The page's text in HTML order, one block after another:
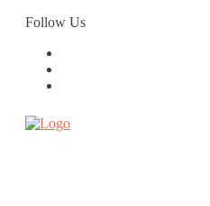
Skip
Follow Us